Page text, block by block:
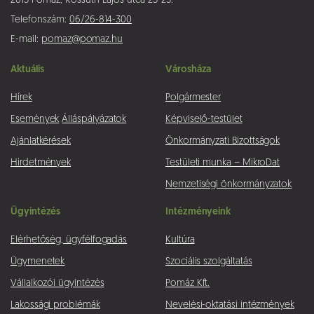
Pomázi Polgár 2026. márciusi
száma
Pomázi Polgár 2026. februári
száma
Pomázi Polgár 2024. márciusi
Pomázi Polgár 2024. áprilisi
száma
száma
Telefonszám: 06/26-814-300
E-mail: pomaz@pomaz.hu
Aktuális
Hírek
Események Álláspályázatok
Ajánlatkérések
Hirdetmények
Városháza
Polgármester
Képviselő-testület
Önkormányzati Bizottságok
Testületi munka – MikroDat
Nemzetiségi önkormányzatok
Ügyintézés
Elérhetőség, ügyfélfogadás
Ügymenetek
Vállalkozói ügyintézés
Lakossági problémák
Intézményeink
Kultúra
Szociális szolgáltatás
Pomáz Kft.
Nevelési-oktatási intézmények